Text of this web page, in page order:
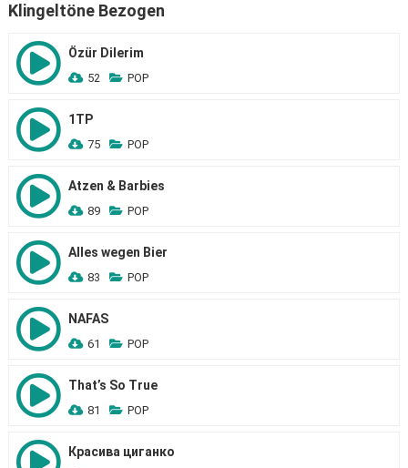
Klingeltöne Bezogen
Özür Dilerim
52 POP
1TP
75 POP
Atzen & Barbies
89 POP
Alles wegen Bier
83 POP
NAFAS
61 POP
That’s So True
81 POP
Красива циганко